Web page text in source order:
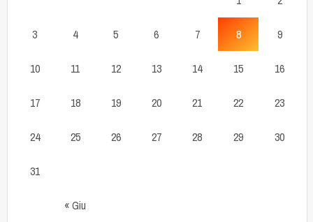
« Giu
3 4 5 6 7 8 9
10 11 12 13 14 15 16
17 18 19 20 21 22 23
24 25 26 27 28 29 30
31